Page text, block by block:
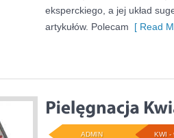
eksperckiego, a jej układ
artykułów. Polecam [ Read
KWI -
ADMIN